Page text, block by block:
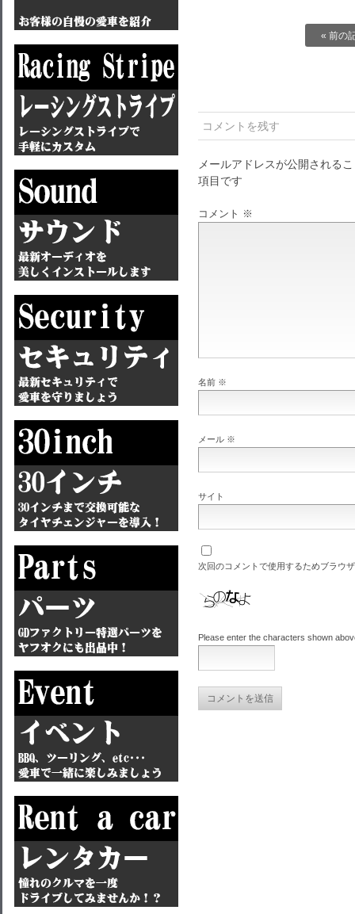
« 前の
コメントを残す
メールアドレスが公開される
項目です
コメント ※
名前 ※
メール ※
サイト
次回のコメントで使用するためブラウ
Please enter the characters shown